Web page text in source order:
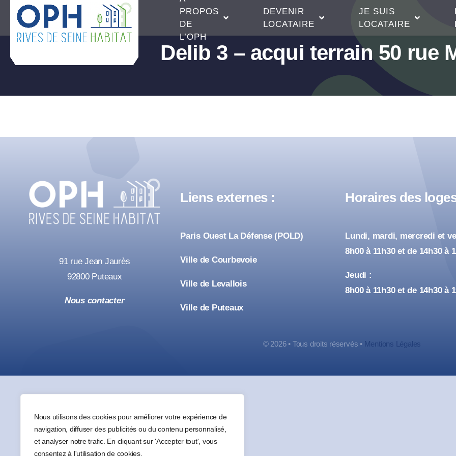
Nous utilisons des cookies pour améliorer votre expérience de
navigation, diffuser des publicités ou du contenu personnalisé,
et analyser notre trafic. En cliquant sur 'Accepter tout', vous
consentez à l'utilisation de cookies.
PROPOS
DE
L’OPH
DEVENIR
LOCATAIRE
JE SUIS
LOCATAIRE
Passer
contenu
Delib 3 – acqui terrain 50 rue
91 rue Jean Jaurès
92800 Puteaux
Nous contacter
Liens externes :
Paris Ouest La Défense (POLD)
Ville de Courbevoie
Ville de Levallois
Ville de Puteaux
Horaires des
Lundi, mardi, mercredi et
8h00 à 11h30 et de 14h30 à
Jeudi :
8h00 à 11h30 et de 14h30 à
© 2026 • Tous droits réservés • Mentions Légales